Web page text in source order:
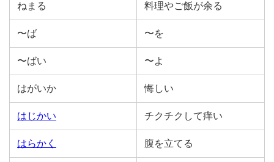
ねまる 料理やご飯が余る
〜ば 〜を
〜ばい 〜よ
はがいか 悔しい
はじかい チクチクして痒い
はらかく 腹を立てる